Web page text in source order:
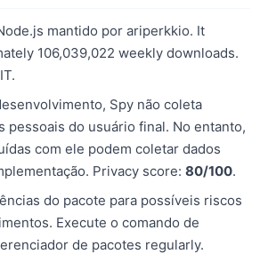
mantido por ariperkkio. It
106,039,022 weekly downloads.
Spy não coleta
pessoais do usuário final. No entanto,
com ele podem coletar dados
Privacy score: 80/100.
do pacote para possíveis riscos
Execute o comando de
de pacotes regularly.